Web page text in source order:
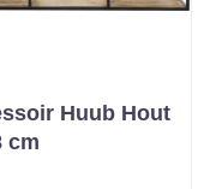
Huub Hout
cm